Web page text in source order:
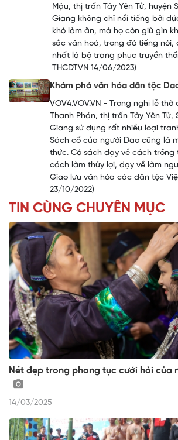
Mậu, thị trấn Tây Yên Tử, huyện
Giang không chỉ nổi tiếng bởi
khó làm ăn, mà họ còn giữ gìn
sắc văn hoá, trong đó tiếng nói,
nhất là bộ trang phục truyền
THCDTVN 14/06/2023)
Khám phá văn hóa dân tộc
VOV4.VOV.VN - Trong nghi lễ
Thanh Phán, thị trấn Tây Yên Tử,
Giang sử dụng rất nhiều loại
Sách cổ của người Dao cũng là
thức. Có sách dạy về cách trồng
cách làm thủy lợi, dạy về làm
Giao lưu văn hóa các dân tộc
23/10/2022)
TIN CÙNG CHUYÊN MỤC
Nét đẹp trong phong tục cưới hỏi của
14/03/2025